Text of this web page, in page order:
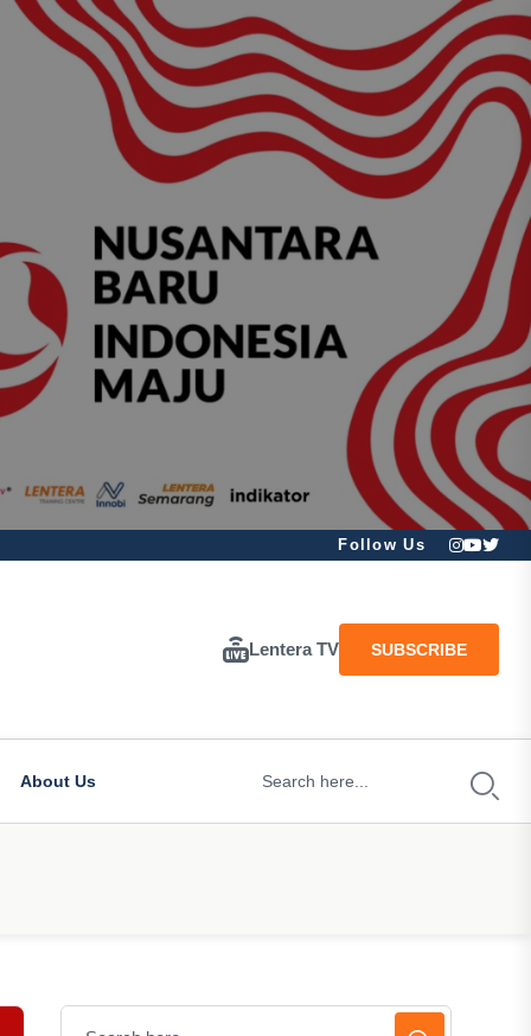
Follow Us
Lentera TV SUBSCRIBE
About Us